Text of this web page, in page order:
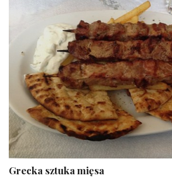
Grecka sztuka mięsa